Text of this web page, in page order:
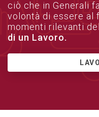
ciò che in Generali
volontà di essere al
momenti rilevanti
di un Lavoro.